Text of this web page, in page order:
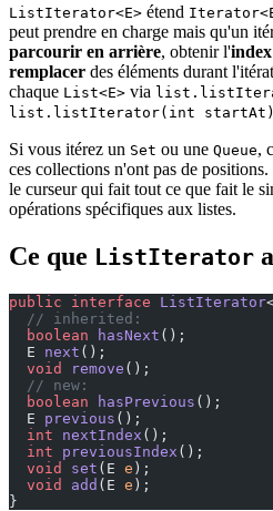
ListIterator<E> étend
peut prendre en charge mais qu'un
parcourir en arrière, obtenir l'
remplacer des éléments durant
chaque List<E> via
list.listIterator(int startAt)
Si vous itérez un Set ou une Queue,
ces collections n'ont pas de
le curseur qui fait tout ce que fait le
opérations spécifiques aux listes.
Ce que ListIterator
public interface ListIterator
  // inherited:
  boolean
hasNext ();
  E
next ();
  void
remove ();
  // new:
  boolean
hasPrevious ();
  E
previous ();
  int
nextIndex ();
  int
previousIndex ();
  void
set (E e );
  void
add (E e );
}